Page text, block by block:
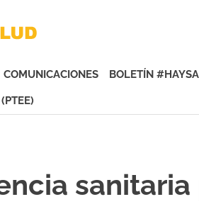
COMUNICACIONES BOLETÍN